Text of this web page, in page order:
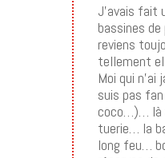
J’avais fait
bassines
reviens
tellement
Moi qui
suis pas
coco…)… là
tuerie… la
long feu…